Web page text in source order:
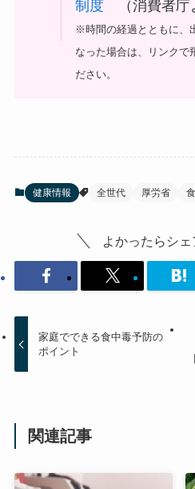
制度 （消費者庁
※時間の経過とともに、
なった場合は、リンクで
ださい。
健康情報 全世代 厚労省
よかったらシェ
家庭でできる食中毒予防の
ポイント
関連記事